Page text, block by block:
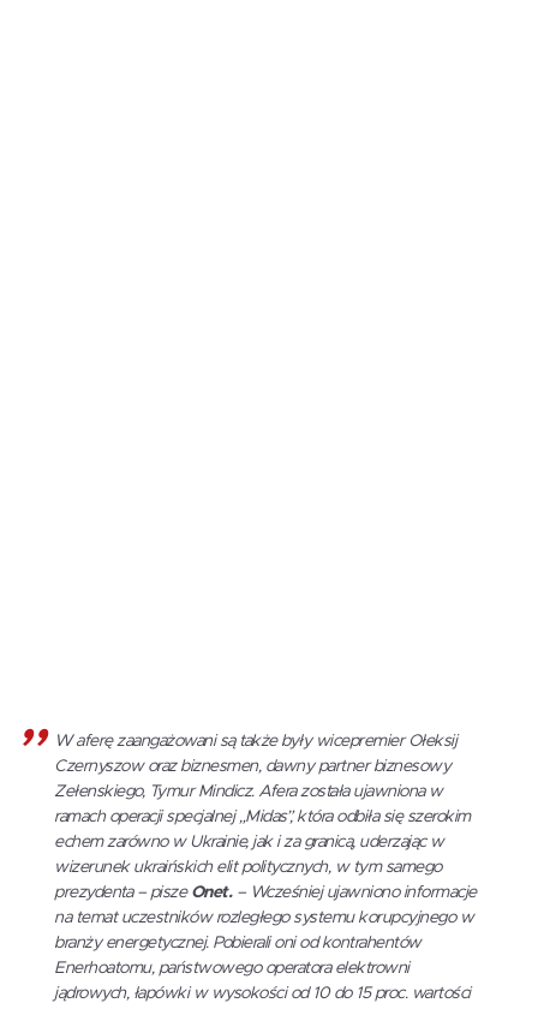
W aferę zaangażowani są także były wicepremier Ołeksij
Czernyszow oraz biznesmen, dawny partner biznesowy
Zełenskiego, Tymur Mindicz. Afera została ujawniona w
ramach operacji specjalnej „Midas”, która odbiła się szerokim
echem zarówno w Ukrainie, jak i za granicą, uderzając w
wizerunek ukraińskich elit politycznych, w tym samego
prezydenta – pisze Onet. – Wcześniej ujawniono informacje
na temat uczestników rozległego systemu korupcyjnego w
branży energetycznej. Pobierali oni od kontrahentów
Enerhoatomu, państwowego operatora elektrowni
jądrowych, łapówki w wysokości od 10 do 15 proc. wartości